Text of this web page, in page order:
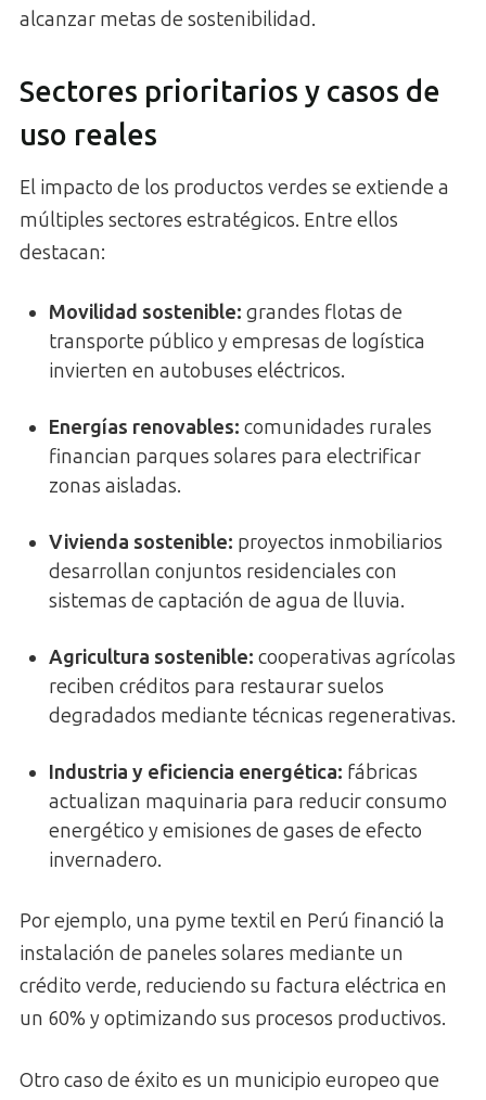
alcanzar metas de sostenibilidad.
Sectores prioritarios y casos de
uso reales
El impacto de los productos verdes se extiende a
múltiples sectores estratégicos. Entre ellos
destacan:
Movilidad sostenible: grandes flotas de
transporte público y empresas de logística
invierten en autobuses eléctricos.
Energías renovables: comunidades rurales
financian parques solares para electrificar
zonas aisladas.
Vivienda sostenible: proyectos inmobiliarios
desarrollan conjuntos residenciales con
sistemas de captación de agua de lluvia.
Agricultura sostenible: cooperativas agrícolas
reciben créditos para restaurar suelos
degradados mediante técnicas regenerativas.
Industria y eficiencia energética: fábricas
actualizan maquinaria para reducir consumo
energético y emisiones de gases de efecto
invernadero.
Por ejemplo, una pyme textil en Perú financió la
instalación de paneles solares mediante un
crédito verde, reduciendo su factura eléctrica en
un 60% y optimizando sus procesos productivos.
Otro caso de éxito es un municipio europeo que